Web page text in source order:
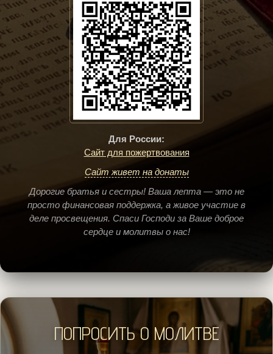
Для России:
Сайт для пожертвования
Сайт живет на донаты
Дорогие братья и сестры! Ваша лепта — это не
просто финансовая поддержка, а живое участие в
деле просвещения. Спаси Господи за Ваше доброе
сердце и молитвы о нас!
ПОПРОСИТЬ О МОЛИТВЕ